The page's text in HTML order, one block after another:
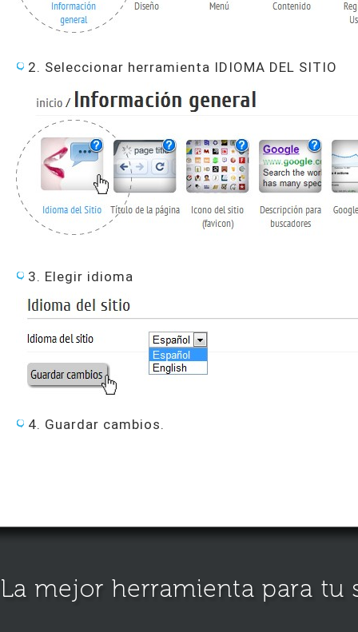
2. Seleccionar herramienta IDIOMA DEL SITIO
3. Elegir idioma
4. Guardar cambios.